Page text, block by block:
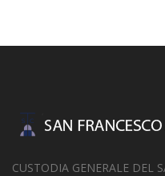
CUSTODIA GENERALE DEL